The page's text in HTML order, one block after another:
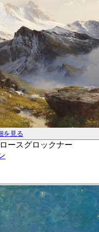
を見る
ースグロックナー